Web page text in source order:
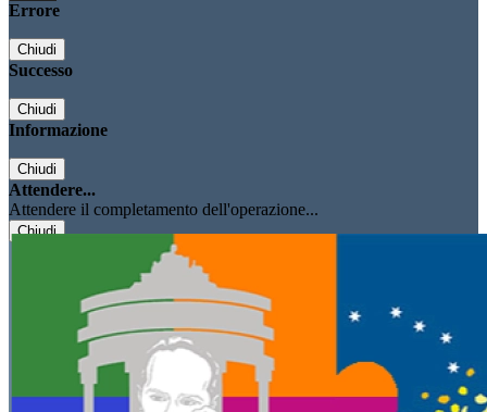
Errore
Chiudi
Successo
Chiudi
Informazione
Chiudi
Attendere...
Attendere il completamento dell'operazione...
Chiudi